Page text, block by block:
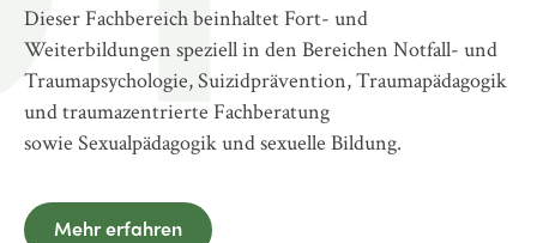
Dieser Fachbereich beinhaltet Fort- und
Weiterbildungen speziell in den Bereichen Notfall- und
Traumapsychologie, Suizidprävention, Traumapädagogik
und traumazentrierte Fachberatung
sowie Sexualpädagogik und sexuelle Bildung.
Mehr erfahren